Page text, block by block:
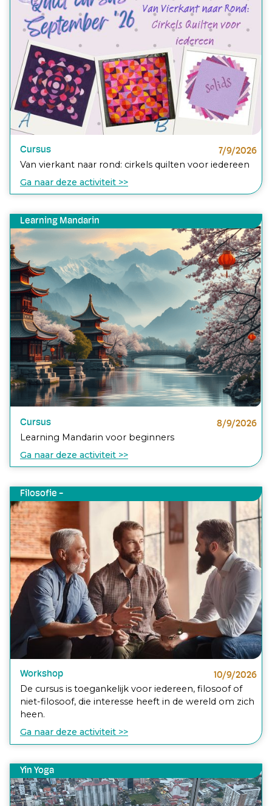
Cursus 7/9/2026
Van vierkant naar rond: cirkels quilten voor iedereen
Ga naar deze activiteit >>
Learning Mandarin
Cursus 8/9/2026
Learning Mandarin voor beginners
Ga naar deze activiteit >>
Filosofie -
Workshop 10/9/2026
De cursus is toegankelijk voor iedereen, filosoof of
niet-filosoof, die interesse heeft in de wereld om zich
heen.
Ga naar deze activiteit >>
Yin Yoga